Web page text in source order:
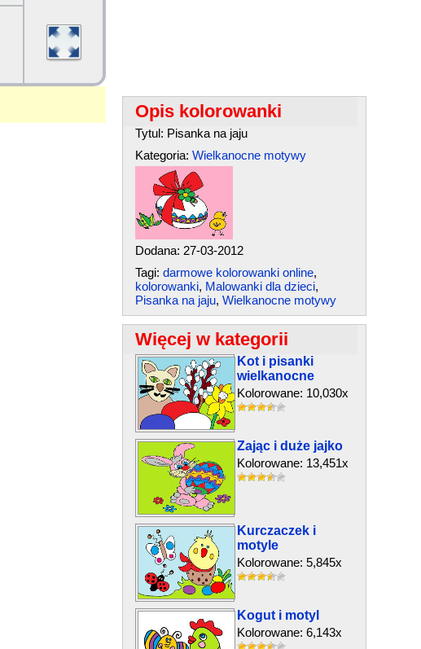
Opis kolorowanki
Tytul: Pisanka na jaju
Kategoria: Wielkanocne motywy
Dodana: 27-03-2012
Tagi: darmowe kolorowanki online,
kolorowanki, Malowanki dla dzieci,
Pisanka na jaju, Wielkanocne motywy
Więcej w kategorii
Kot i pisanki
wielkanocne
Kolorowane: 10,030x
Zając i duże jajko
Kolorowane: 13,451x
Kurczaczek i
motyle
Kolorowane: 5,845x
Kogut i motyl
Kolorowane: 6,143x